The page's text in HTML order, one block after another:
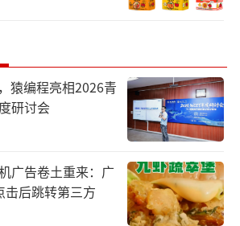
国国际供应链促进博览会飞鹤展位
我国乳蛋白原料主要依赖进
临价格震荡、原料断供等产业
期，全球乳清蛋白价格暴涨，
猿编程亮相2026青
研讨会
广告卷土重来：广
击后跳转第三方